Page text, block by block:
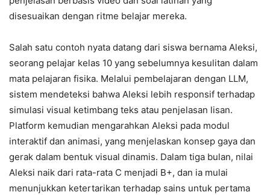
disesuaikan dengan ritme belajar mereka.
Salah satu contoh nyata datang dari siswa bernama Aleksi,
seorang pelajar kelas 10 yang sebelumnya kesulitan dalam
mata pelajaran fisika. Melalui pembelajaran dengan LLM,
sistem mendeteksi bahwa Aleksi lebih responsif terhadap
simulasi visual ketimbang teks atau penjelasan lisan.
Platform kemudian mengarahkan Aleksi pada modul
interaktif dan animasi, yang menjelaskan konsep gaya dan
gerak dalam bentuk visual dinamis. Dalam tiga bulan, nilai
Aleksi naik dari rata-rata C menjadi B+, dan ia mulai
menunjukkan ketertarikan terhadap sains untuk pertama